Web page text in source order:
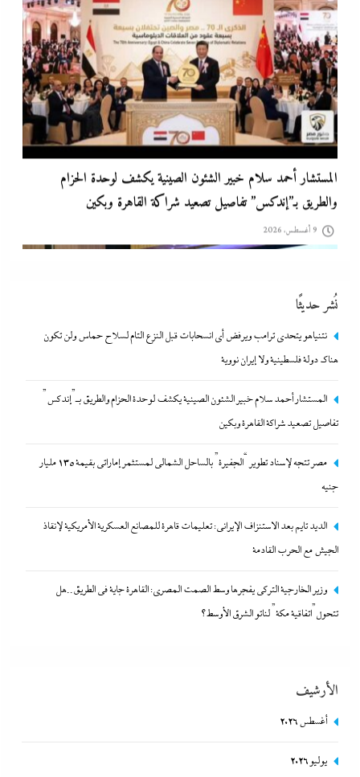
مصر تتجه لإسناد تطوير “الجفيرة” بالساحل الشمالي لمستثمر إماراتي بقيمة
135 مليار جنيه
9 أغسطس، 2026
الديد تايم بعد الاستنزاف الإيرانى: تعليمات قاهرة للمصانع العسكرية
الأمريكية لإنقاذ الجيش مع الحرب القادمة
نُشر حديثًا
نتنياهو يتحدي ترامب ويرفض أى انسحابات قبل النزع التام لسلاح حماس ولن تكون
هناك دولة فلسطينية ولا إيران نووية
المستشار أحمد سلام خبير الشئون الصينية يكشف لوحدة الحزام والطريق بـ”إندكس”
تفاصيل تصعيد شراكة القاهرة وبكين
مصر تتجه لإسناد تطوير “الجفيرة” بالساحل الشمالي لمستثمر إماراتي بقيمة 135 مليار
جنيه
الديد تايم بعد الاستنزاف الإيرانى: تعليمات قاهرة للمصانع العسكرية الأمريكية لإنقاذ
الجيش مع الحرب القادمة
وزير الخارجية التركى يفجرها وسط الصمت المصري: القاهرة جاية في الطريق..هل
تتحول”اتفاقية مكة” لناتو الشرق الأوسط؟
الأرشيف
أغسطس 2026
يوليو 2026